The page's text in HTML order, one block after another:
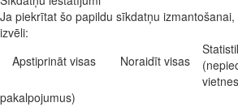
Ja piekrītat šo papildu sīkdatņu
izvēli:
Apstiprināt visas
Noraidīt visas
pakalpojumus)